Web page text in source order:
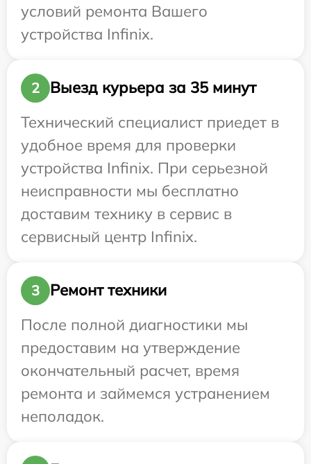
условий ремонта Вашего
устройства Infinix.
2
Выезд курьера за 35 минут
Технический специалист приедет в
удобное время для проверки
устройства Infinix. При серьезной
неисправности мы бесплатно
доставим технику в сервис в
сервисный центр Infinix.
3
Ремонт техники
После полной диагностики мы
предоставим на утверждение
окончательный расчет, время
ремонта и займемся устранением
неполадок.